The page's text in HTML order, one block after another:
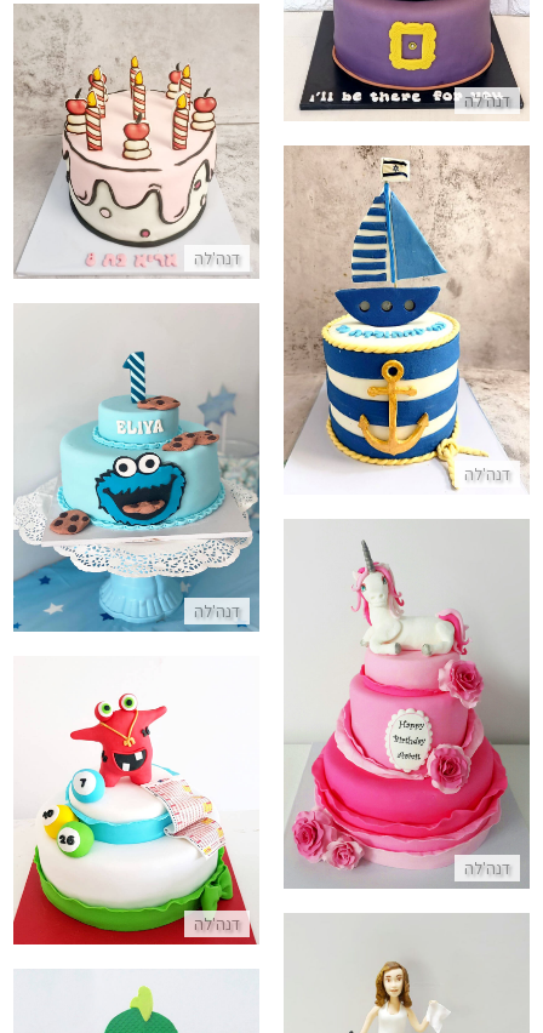
דנה'לה
דנה'לה
עוגת קומיקס
התקשר/י
דנה'לה
עוגת סירת מפרש ועוגן מבצק סוכר
התקשר/י
דנה'לה
עוגת קומות עוגיפלצת לגיל שנה
התקשר/י
דנה'לה
עוגת קומות חד קרן מבצק סוכר
התקשר/י
דנה'לה
עוגת זכייה בלוטו מבצק סוכר
התקשר/י